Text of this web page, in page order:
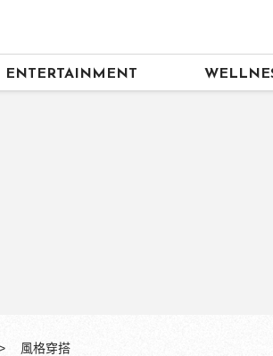
ENTERTAINMENT
風格穿搭